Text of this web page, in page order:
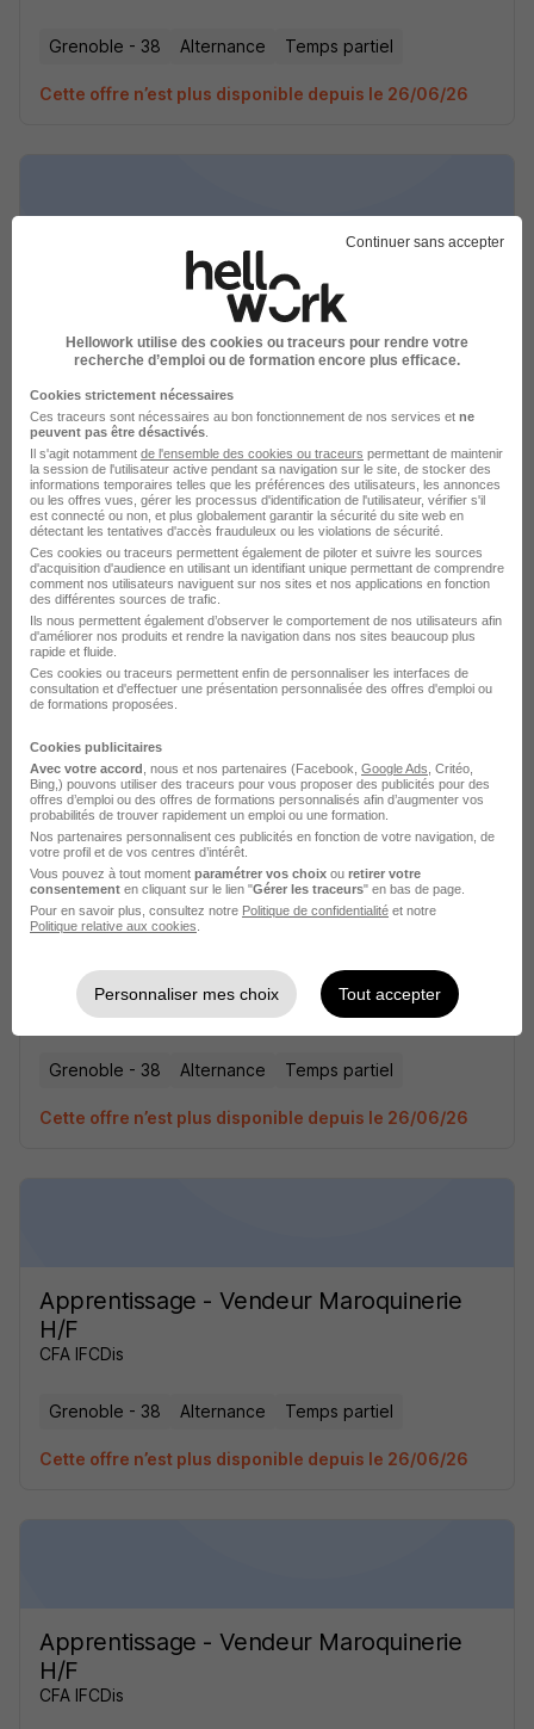
Grenoble - 38 Alternance Temps partiel
Cette offre n’est plus disponible depuis le 26/06/26
Apprentissage - Vendeur Maroquinerie
Grenoble - 38 Alternance
Cette offre n’est plus disponible depuis le 26/06/26
Apprentissage - Vendeur Maroquinerie
H/F
CFA IFCDis
Cette offre n’est plus disponible depuis le 26/06/26
H/F
CFA IFCDis
Grenoble - 38 Alternance Temps partiel
Cette offre n’est plus disponible depuis le 26/06/26
Apprentissage - Vendeur Maroquinerie
H/F
CFA IFCDis
Grenoble - 38 Alternance Temps partiel
Cette offre n’est plus disponible depuis le 26/06/26
Apprentissage - Vendeur Maroquinerie
H/F
CFA IFCDis
Continuer sans accepter
Hellowork utilise des cookies ou traceurs pour rendre votre
recherche d’emploi ou de formation encore plus efficace.
Cookies strictement nécessaires
Ces traceurs sont nécessaires au bon fonctionnement de nos services et ne
peuvent pas être désactivés
Il s'agit notamment de l'ensemble des cookies ou traceurs permettant de maintenir
la session de l'utilisateur active pendant sa navigation sur le site, de stocker des
informations temporaires telles que les préférences des utilisateurs, les annonces
ou les offres vues, gérer les processus d'identification de l'utilisateur, vérifier s'il
est connecté ou non, et plus globalement garantir la sécurité du site web en
détectant les tentatives d'accès frauduleux ou les violations de sécurité.
Ces cookies ou traceurs permettent également de piloter et suivre les sources
d'acquisition d'audience en utilisant un identifiant unique permettant de comprendre
comment nos utilisateurs naviguent sur nos sites et nos applications en fonction
des différentes sources de trafic.
Ils nous permettent également d’observer le comportement de nos utilisateurs afin
d'améliorer nos produits et rendre la navigation dans nos sites beaucoup plus
rapide et fluide.
Ces cookies ou traceurs permettent enfin de personnaliser les interfaces de
consultation et d'effectuer une présentation personnalisée des offres d'emploi ou
de formations proposées.
Cookies publicitaires
Avec votre accord , nous et nos partenaires (Facebook, Google Ads , Critéo,
Bing,) pouvons utiliser des traceurs pour vous proposer des publicités pour des
offres d’emploi ou des offres de formations personnalisés afin d’augmenter vos
probabilités de trouver rapidement un emploi ou une formation.
Nos partenaires personnalisent ces publicités en fonction de votre navigation, de
votre profil et de vos centres d’intérêt.
Vous pouvez à tout moment paramétrer vos choix ou retirer votre
consentement en cliquant sur le lien "Gérer les traceurs" en bas de page.
Pour en savoir plus, consultez notre Politique de confidentialité et notre
Politique relative aux cookies
Personnaliser mes choix Tout accepter